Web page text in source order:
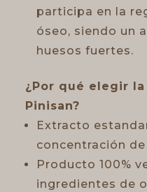
participa en la
óseo, siendo un
huesos fuertes.
¿Por qué elegir
Pinisan?
Extracto
concentración
Producto 100%
ingredientes de